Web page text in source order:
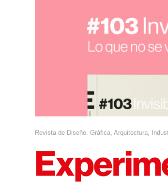
Revista de Diseño. Gráfica, Arquitectura,